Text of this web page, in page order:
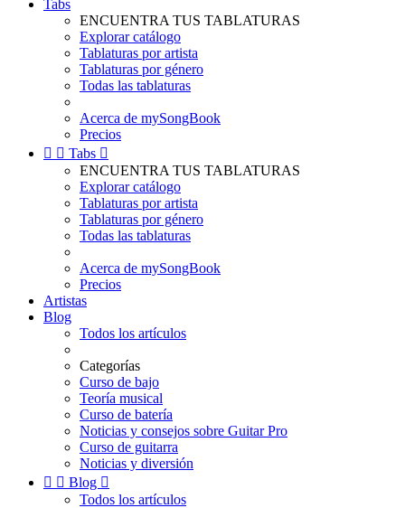
Tabs
ENCUENTRA TUS TABLATURAS
Explorar catálogo
Tablaturas por artista
Tablaturas por género
Todas las tablaturas
Acerca de mySongBook
Precios
  Tabs 
ENCUENTRA TUS TABLATURAS
Explorar catálogo
Tablaturas por artista
Tablaturas por género
Todas las tablaturas
Acerca de mySongBook
Precios
Artistas
Blog
Todos los artículos
Categorías
Curso de bajo
Teoría musical
Curso de batería
Noticias y consejos sobre Guitar Pro
Curso de guitarra
Noticias y diversión
  Blog 
Todos los artículos